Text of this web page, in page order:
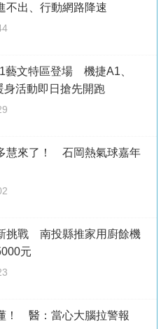
不出、行動網路降速
藝文特區登場 機捷A1、
身活動即日搶先開跑
慧來了！ 石岡熱氣球嘉年
挑戰 南投縣推家用廚餘機
元
！ 醫：當心大腦拉警報